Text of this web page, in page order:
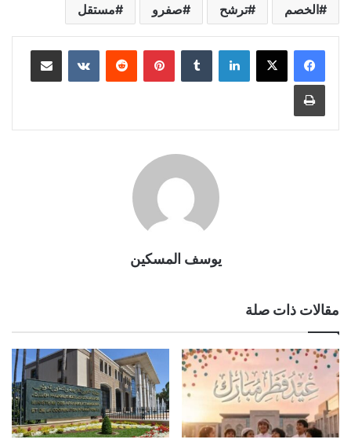
الخصم ترشح صفرو مستقل
لينكدإن بينتيريست مشاركة عبر البريد
طباعة
يوسف المسكين
مقالات ذات صلة